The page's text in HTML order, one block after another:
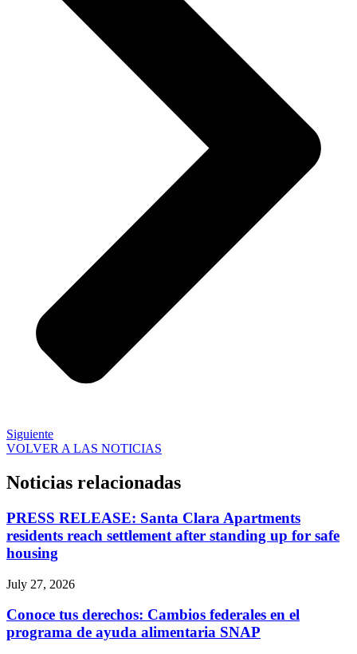
Siguiente
VOLVER A LAS NOTICIAS
Noticias relacionadas
PRESS RELEASE: Santa Clara Apartments
residents reach settlement after standing up for safe
housing
July 27, 2026
Conoce tus derechos: Cambios federales en el
programa de ayuda alimentaria SNAP